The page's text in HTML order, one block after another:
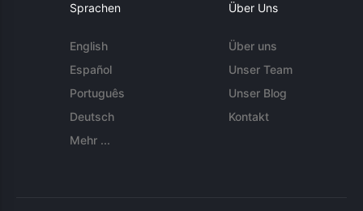
Sprachen
English
Español
Português
Deutsch
Mehr ...
Über Uns
Über uns
Unser Team
Unser Blog
Kontakt